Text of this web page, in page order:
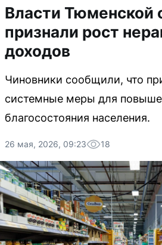
Власти Тюменской
признали рост
доходов
Чиновники сообщили, что
системные меры для
благосостояния населения.
26 мая, 2026, 09:23 18